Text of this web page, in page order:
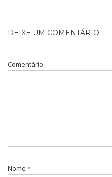
DEIXE UM COMENTÁRIO
Comentário
Nome *